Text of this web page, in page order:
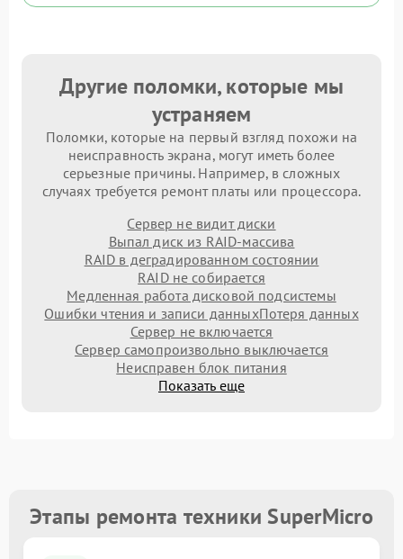
Другие поломки, которые мы
устраняем
Поломки, которые на первый взгляд похожи на
неисправность экрана, могут иметь более
серьезные причины. Например, в сложных
случаях требуется ремонт платы или процессора.
Сервер не видит диски
Выпал диск из RAID-массива
RAID в деградированном состоянии
RAID не собирается
Медленная работа дисковой подсистемы
Ошибки чтения и записи данныхПотеря данных
Сервер не включается
Сервер самопроизвольно выключается
Неисправен блок питания
Показать еще
Этапы ремонта техники SuperMicro